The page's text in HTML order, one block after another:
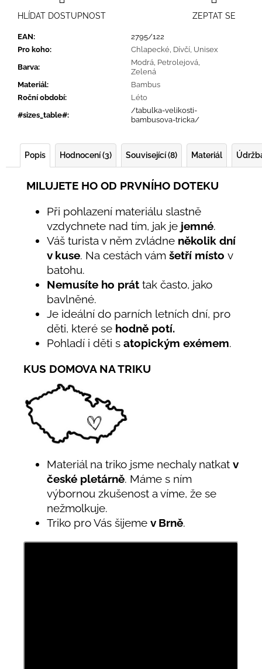
EAN:
2795/122
Pro koho: Chlapecké, Dívčí, Unisex
Barva:
Modrá, Petrolejová,
Zelená
Materiál:
Bambus
Roční období:
Léto
#sizes_table#:
/tabulka-velikosti-
bambusova-tricka/
ZEPTAT SE
HLÍDAT DOSTUPNOST
Popis Hodnocení (3) Související (8) Materiál
MILUJETE HO OD PRVNÍHO DOTEKU
Při pohlazení materiálu slastně
vzdychnete nad tím, jak je jemné.
Váš turista v něm zvládne několik dní
v kuse. Na cestách vám šetří místo v
batohu.
Nemusíte ho prát tak často, jako
bavlněné.
Je ideální do parních letních dní, pro
děti, které se hodně potí.
Pohladí i děti s atopickým exémem.
KUS DOMOVA NA TRIKU
Materiál na triko jsme nechaly natkat v
české pletárně. Máme s ním
výbornou zkušenost a víme, že se
nežmolkuje.
Triko pro Vás šijeme v Brně.